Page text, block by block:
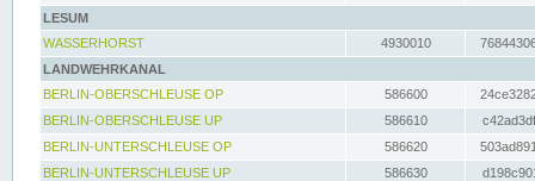
LESUM
WASSERHORST
4930010
LANDWEHRKANAL
BERLIN-OBERSCHLEUSE OP
586600
BERLIN-OBERSCHLEUSE UP
586610
BERLIN-UNTERSCHLEUSE OP
586620
BERLIN-UNTERSCHLEUSE UP
586630